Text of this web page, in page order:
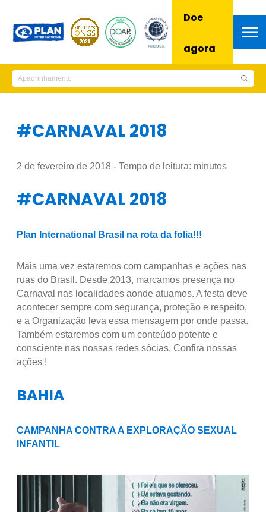
Doe
agora
#CARNAVAL 2018
2 de fevereiro de 2018 - Tempo de leitura: minutos
#CARNAVAL 2018
Plan International Brasil na rota da folia!!!
Mais uma vez estaremos com campanhas e ações nas
ruas do Brasil. Desde 2013, marcamos presença no
Carnaval nas localidades aonde atuamos. A festa deve
acontecer sempre com segurança, proteção e respeito,
e a Organização leva essa mensagem por onde passa.
Também estaremos com um conteúdo potente e
consciente nas nossas redes sócias. Confira nossas
ações !
BAHIA
CAMPANHA CONTRA A EXPLORAÇÃO SEXUAL
INFANTIL